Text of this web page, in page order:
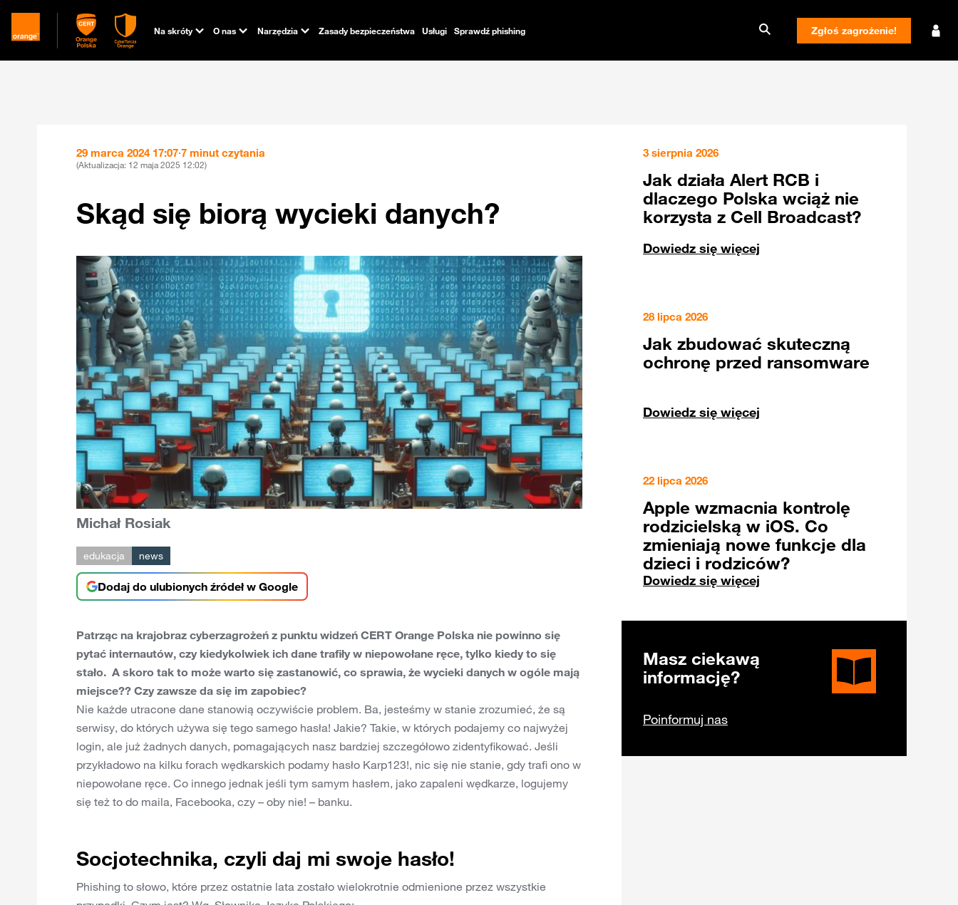
Na skróty O nas Narzędzia Zasady bezpieczeństwa Usługi Sprawdź phishing Zgłoś zagrożenie!
29 marca 2024 17:07·7 minut czytania
(Aktualizacja: 12 maja 2025 12:02)
Skąd się biorą wycieki danych?
Michał Rosiak
edukacja news
Dodaj do ulubionych źródeł w Google
Patrząc na krajobraz cyberzagrożeń z punktu widzeń CERT Orange Polska nie powinno się
pytać internautów, czy kiedykolwiek ich dane trafiły w niepowołane ręce, tylko kiedy to się
stało. A skoro tak to może warto się zastanowić, co sprawia, że wycieki danych w ogóle mają
miejsce?? Czy zawsze da się im zapobiec?
Nie każde utracone dane stanowią oczywiście problem. Ba, jesteśmy w stanie zrozumieć, że są
serwisy, do których używa się tego samego hasła! Jakie? Takie, w których podajemy co najwyżej
login, ale już żadnych danych, pomagających nasz bardziej szczegółowo zidentyfikować. Jeśli
przykładowo na kilku forach wędkarskich podamy hasło Karp123!, nic się nie stanie, gdy trafi ono w
niepowołane ręce. Co innego jednak jeśli tym samym hasłem, jako zapaleni wędkarze, logujemy
się też to do maila, Facebooka, czy – oby nie! – banku.
Socjotechnika, czyli daj mi swoje hasło!
Phishing to słowo, które przez ostatnie lata zostało wielokrotnie odmienione przez wszystkie
3 sierpnia 2026
Jak działa Alert RCB i
dlaczego Polska wciąż nie
korzysta z Cell Broadcast?
Dowiedz się więcej
28 lipca 2026
Jak zbudować skuteczną
ochronę przed ransomware
Dowiedz się więcej
22 lipca 2026
Apple wzmacnia kontrolę
rodzicielską w iOS. Co
zmieniają nowe funkcje dla
dzieci i rodziców?
Dowiedz się więcej
Masz ciekawą
informację?
Poinformuj nas